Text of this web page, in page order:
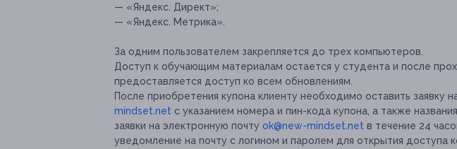
— «Яндекc. Директ»;
— «Яндекс. Метрика».
За одним пользователем закрепляется до трех компьютеров.
Доступ к обучающим материалам остается у студента и после
предоставляется доступ ко всем обновлениям.
После приобретения купона клиенту необходимо оставить заявку
mindset.net с указанием номера и пин-кода купона, а также
заявки на электронную почту ok@new-mindset.net в течение 24
уведомление на почту с логином и паролем для открытия доступа